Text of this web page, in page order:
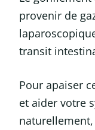
provenir de
transit
Pour apaiser
et aider votre